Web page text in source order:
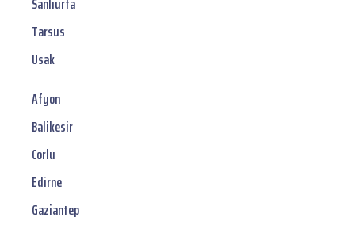
Tarsus
Usak
Afyon
Balikesir
Corlu
Edirne
Gaziantep